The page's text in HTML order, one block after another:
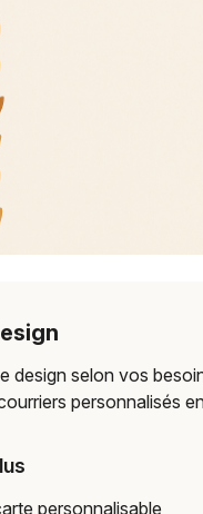
design selon vos
personnalisés
personnalisable